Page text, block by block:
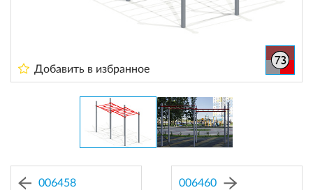
Добавить в избранное
006458 006460